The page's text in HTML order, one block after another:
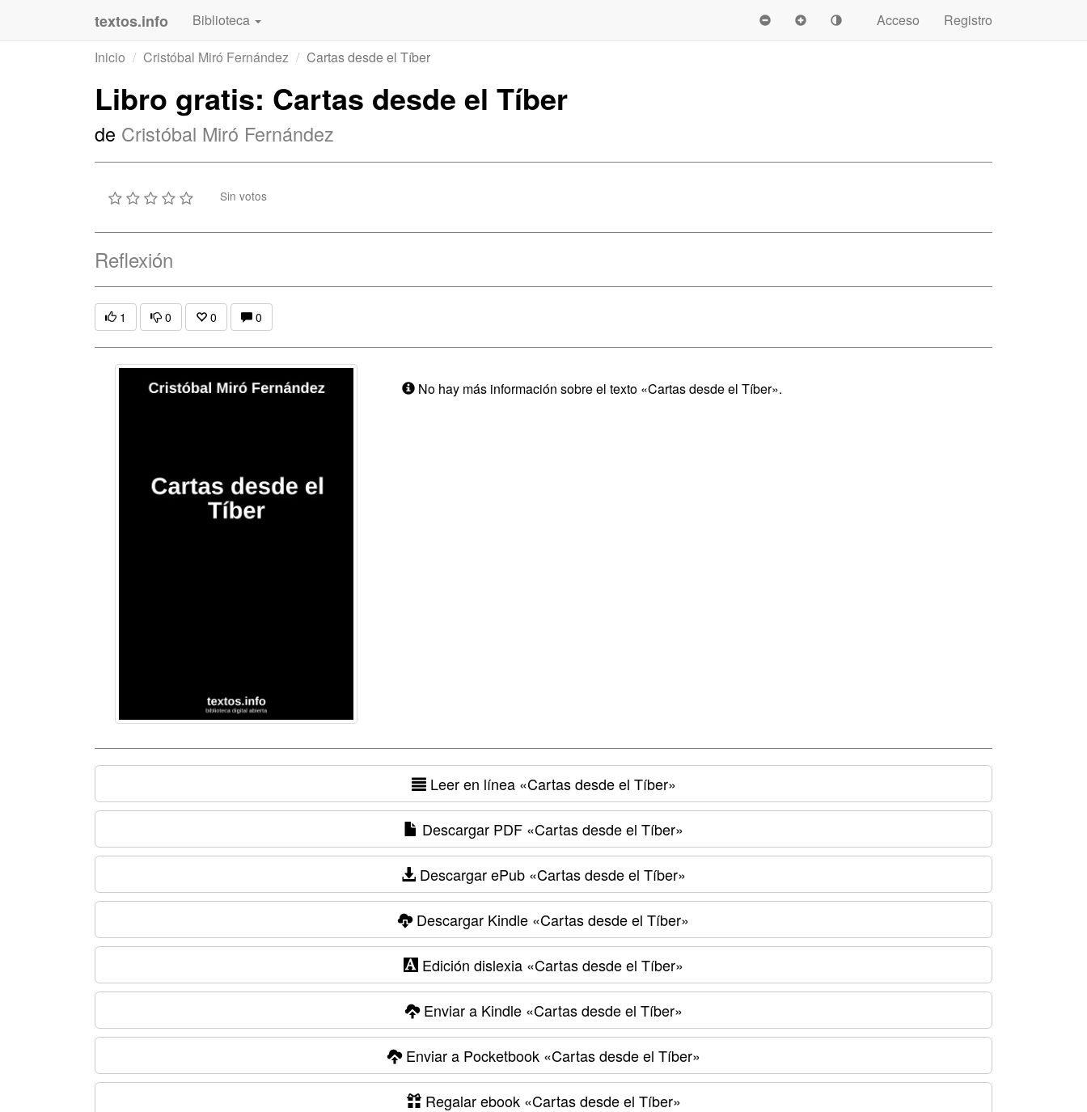
textos.info Biblioteca Acceso
Registro
Inicio
Cristóbal Miró Fernández Cartas desde el Tíber
Libro gratis: Cartas desde el Tíber
de Cristóbal Miró Fernández
Sin votos
Reflexión
1 0 0 0
No hay más información sobre el texto «Cartas desde el Tíber».
Leer en línea«Cartas desde el Tíber»
Descargar PDF «Cartas desde el Tíber»
Descargar ePub «Cartas desde el Tíber»
Descargar Kindle «Cartas desde el Tíber»
Edición dislexia «Cartas desde el Tíber»
Enviar a Kindle«Cartas desde el Tíber»
Enviar a Pocketbook«Cartas desde el Tíber»
Regalar ebook«Cartas desde el Tíber»